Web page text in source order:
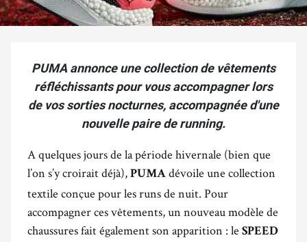
PUMA annonce une collection de vêtements
réfléchissants pour vous accompagner lors
de vos sorties nocturnes, accompagnée d'une
nouvelle paire de running.
A quelques jours de la période hivernale (bien que
l’on s’y croirait déjà), PUMA dévoile une collection
textile conçue pour les runs de nuit. Pour
accompagner ces vêtements, un nouveau modèle de
chaussures fait également son apparition : le SPEED